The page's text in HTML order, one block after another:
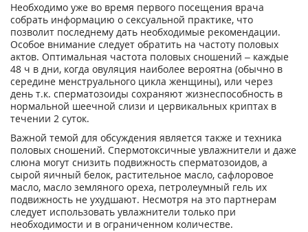
Необходимо уже во время первого посещения врача
собрать информацию о сексуальной практике, что
позволит последнему дать необходимые рекомендации.
Особое внимание следует обратить на частоту половых
актов. Оптимальная частота половых сношений – каждые
48 ч в дни, когда овуляция наиболее вероятна (обычно в
середине менструального цикла женщины), или через
день т.к. сперматозоиды сохраняют жизнеспособность в
нормальной шеечной слизи и цервикальных криптах в
течении 2 суток.
Важной темой для обсуждения является также и техника
половых сношений. Спермотоксичные увлажнители и даже
слюна могут снизить подвижность сперматозоидов, а
сырой яичный белок, растительное масло, сафлоровое
масло, масло земляного ореха, петролеумный гель их
подвижность не ухудшают. Несмотря на это партнерам
следует использовать увлажнители только при
необходимости и в ограниченном количестве.